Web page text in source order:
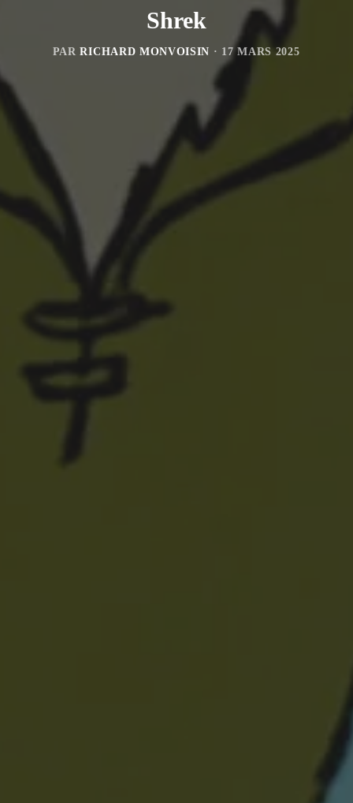
Shrek
PARRICHARD MONVOISIN · 17 MARS 2025